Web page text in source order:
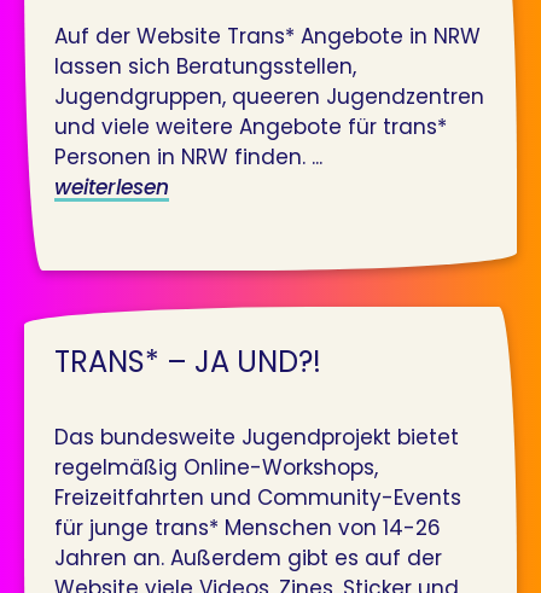
Auf der Website Trans* Angebote in NRW
lassen sich Beratungsstellen,
Jugendgruppen, queeren Jugendzentren
und viele weitere Angebote für trans*
Personen in NRW finden. ...
weiterlesen
TRANS* – JA UND?!
Das bundesweite Jugendprojekt bietet
regelmäßig Online-Workshops,
Freizeitfahrten und Community-Events
für junge trans* Menschen von 14-26
Jahren an. Außerdem gibt es auf der